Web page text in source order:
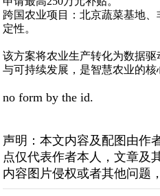
跨国农业项目‌：北京蔬菜基地
定性。
该方案将农业生产转化为数据
与可持续发展，是智慧农业的核
no form by the id.
声明：本文内容及配图由作
点仅代表作者本人，文章及
内容图片侵权或者其他问题